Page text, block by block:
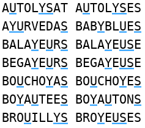
AUTOLYSAT AUTOLYS
AYURVEDAS BABYBLUES
BALAYEURS BALAYEUS
BEGAYEURS BEGAYEUS
BOUCHOYAS BOUCHOYES
BOYAUTEES BOYAUTONS
BROUILLYS BROYEUS